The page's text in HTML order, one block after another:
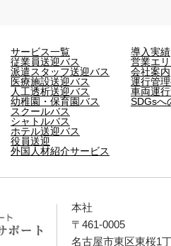
サービス一覧
従業員送迎バス
派遣スタッフ送迎バス
医療施設送迎バス
人工透析送迎バス
幼稚園・保育園バス
スクールバス
シャトルバス
ホテル送迎バス
役員送迎
外国人材紹介サービス
導入実績
営業エ
会社案内
運行管
車両運
SDGsへ
本社
〒461-0005
名古屋市東区東桜1